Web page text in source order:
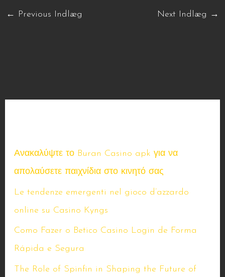
← Previous Indlæg Next Indlæg →
Ανακαλύψτε το Buran Casino apk για να
απολαύσετε παιχνίδια στο κινητό σας
Le tendenze emergenti nel gioco d’azzardo
online su Casino Kyngs
Como Fazer o Betico Casino Login de Forma
Rápida e Segura
The Role of Spinfin in Shaping the Future of